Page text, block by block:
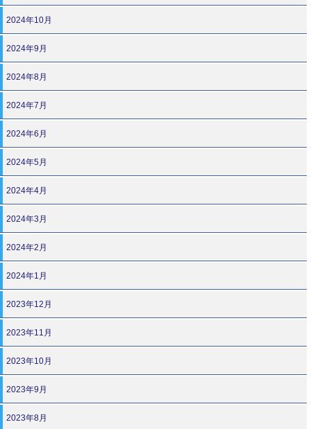
2024年10月
2024年9月
2024年8月
2024年7月
2024年6月
2024年5月
2024年4月
2024年3月
2024年2月
2024年1月
2023年12月
2023年11月
2023年10月
2023年9月
2023年8月